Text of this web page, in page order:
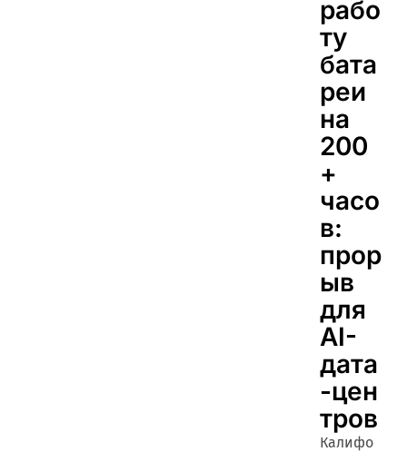
рабо
ту
бата
реи
на
200
+
часо
в:
прор
ыв
для
AI-
дата
-цен
тров
Калифо